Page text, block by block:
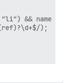
&& name
);